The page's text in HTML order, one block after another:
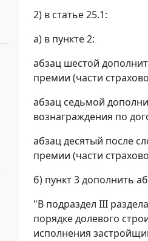
2) в статье 25.1:
а) в пункте 2:
абзац шестой
премии (части
абзац седьмой
вознаграждения по
абзац десятый после
премии (части
б) пункт 3 дополнить
"В подраздел III
порядке долевого
исполнения